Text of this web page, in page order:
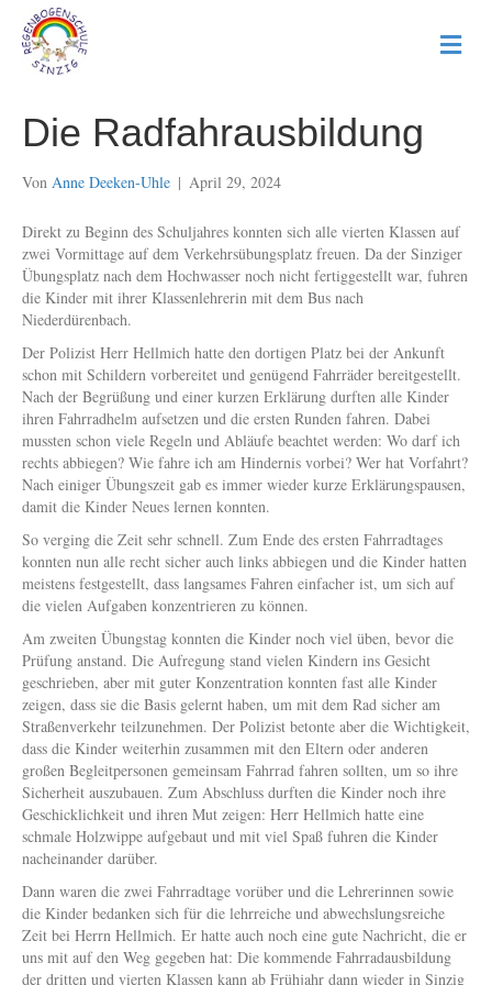
N
a
n
Die Radfahrausbildung
Von Anne Deeken-Uhle | April 29, 2024
Direkt zu Beginn des Schuljahres konnten sich alle vierten Klassen auf
zwei Vormittage auf dem Verkehrsübungsplatz freuen. Da der Sinziger
Übungsplatz nach dem Hochwasser noch nicht fertiggestellt war, fuhren
die Kinder mit ihrer Klassenlehrerin mit dem Bus nach
Niederdürenbach.
Der Polizist Herr Hellmich hatte den dortigen Platz bei der Ankunft
schon mit Schildern vorbereitet und genügend Fahrräder bereitgestellt.
Nach der Begrüßung und einer kurzen Erklärung durften alle Kinder
ihren Fahrradhelm aufsetzen und die ersten Runden fahren. Dabei
mussten schon viele Regeln und Abläufe beachtet werden: Wo darf ich
rechts abbiegen? Wie fahre ich am Hindernis vorbei? Wer hat Vorfahrt?
Nach einiger Übungszeit gab es immer wieder kurze Erklärungspausen,
damit die Kinder Neues lernen konnten.
So verging die Zeit sehr schnell. Zum Ende des ersten Fahrradtages
konnten nun alle recht sicher auch links abbiegen und die Kinder hatten
meistens festgestellt, dass langsames Fahren einfacher ist, um sich auf
die vielen Aufgaben konzentrieren zu können.
Am zweiten Übungstag konnten die Kinder noch viel üben, bevor die
Prüfung anstand. Die Aufregung stand vielen Kindern ins Gesicht
geschrieben, aber mit guter Konzentration konnten fast alle Kinder
zeigen, dass sie die Basis gelernt haben, um mit dem Rad sicher am
Straßenverkehr teilzunehmen. Der Polizist betonte aber die Wichtigkeit,
dass die Kinder weiterhin zusammen mit den Eltern oder anderen
großen Begleitpersonen gemeinsam Fahrrad fahren sollten, um so ihre
Sicherheit auszubauen. Zum Abschluss durften die Kinder noch ihre
Geschicklichkeit und ihren Mut zeigen: Herr Hellmich hatte eine
schmale Holzwippe aufgebaut und mit viel Spaß fuhren die Kinder
nacheinander darüber.
Dann waren die zwei Fahrradtage vorüber und die Lehrerinnen sowie
die Kinder bedanken sich für die lehrreiche und abwechslungsreiche
Zeit bei Herrn Hellmich. Er hatte auch noch eine gute Nachricht, die er
uns mit auf den Weg gegeben hat: Die kommende Fahrradausbildung
der dritten und vierten Klassen kann ab Frühjahr dann wieder in Sinzig